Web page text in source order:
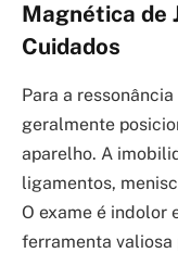
Magnética de
Cuidados
Para a
geralmente
aparelho. A
ligamentos,
O exame é indolor
ferramenta valiosa